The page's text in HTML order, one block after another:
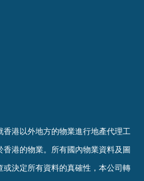
港以外地方的物業進行地產代理工
港的物業。 所有國內物業資料及圖
或決定所有資料的真確性 ， 本公司轉